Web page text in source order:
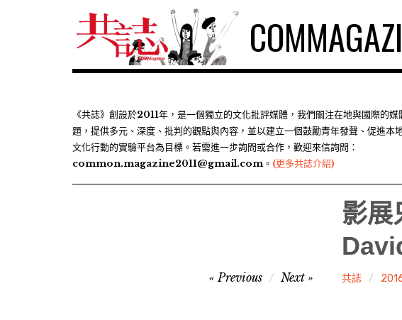
《共誌》創設於2011年，是一個獨立的文化批評媒體，我們關注在地與國際的媒
題，提供多元、深度、批判的觀點與內容，並以建立一個鼓勵青年發聲、促進本
文化行動的實驗平台為目標。若需進一步詢問或合作，歡迎來信詢問：
common.magazine2011@gmail.com。 (更多共誌介紹)
影展
共誌
Previous Next